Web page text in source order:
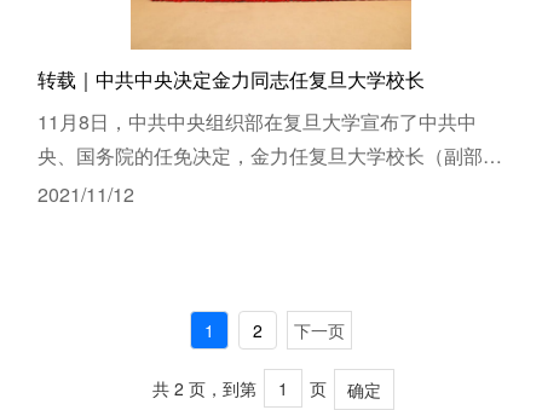
转载｜中共中央决定金力同志任复旦大学校长
11月8日，中共中央组织部在复旦大学宣布了中共中
央、国务院的任免决定，金力任复旦大学校长（副部长
级）。
2021/11/12
1 2 下一页
共 2 页，到第 页 确定